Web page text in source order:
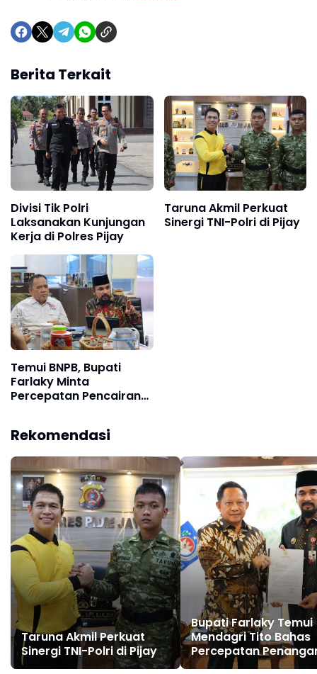
Berita Terkait
Divisi Tik Polri
Laksanakan Kunjungan
Kerja di Polres Pijay
Taruna Akmil Perkuat
Sinergi TNI-Polri di Pijay
Temui BNPB, Bupati
Farlaky Minta
Percepatan Pencairan
Rekomendasi
Taruna Akmil Perkuat
Sinergi TNI-Polri di Pijay
Bupati Farlaky Temui
Mendagri Tito Bahas
Percepatan
Pascabanjir